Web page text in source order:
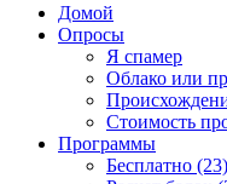
Домой
Опросы
Я спамер
Облако или
Стоимость
Программы
Бесплатно (23)